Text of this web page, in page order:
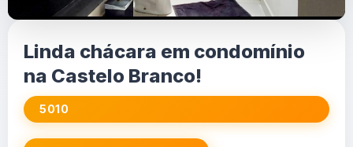
Linda chácara em condomínio
na Castelo Branco!
5010